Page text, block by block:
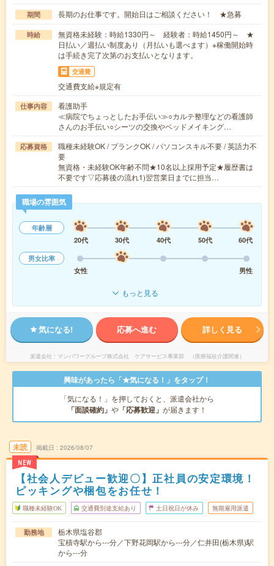
期間 長期のお仕事です。開始日はご相談ください！ ★急募
時給
無資格未経験：時給1330円～ 経験者：時給1450円～ ★
日払い／週払い制度あり（月払いも選べます）※稼働開始時
は手続き完了次第のお支払いとなります。
交通費
交通費支給※規定有
仕事内容
看護助手
≪病院でちょっとしたお手伝い≫○カルテ整理などの看護師
さんのお手伝い○シーツの交換やベッドメイキング…
応募資格
職種未経験OK / ブランクOK / パソコンスキル不要 / 英語力不
要
無資格・未経験OK年齢不問★10名以上採用予定★履歴書は
不要です▽応募後の流れ1)翌営業日までに担当…
職場の雰囲気
年齢層
20代
30代 40代 50代
60代
男女比率
女性
男性
もっと見る
気になる! 応募へ進む 詳しく見る
派遣会社 マンパワーグループ株式会社 ケアサービス事業部 （医療福祉介護関連）
興味があったら「★気になる！」をタップ！
「気になる！」を押しておくと、派遣会社から
「面談確約」 や 「応募歓迎」 が届きます！
未読
NEW
掲載日 2026/08/07
【社会人デビュー歓迎〇】正社員の安定環境！
ピッキングや梱包をお任せ！
職種未経験OK 交通費別途支給あり 土日祝日が休み 無期雇用派遣
勤務地
栃木県塩谷郡
宝積寺駅から---分／下野花岡駅から---分／仁井田(栃木県)駅
から---分